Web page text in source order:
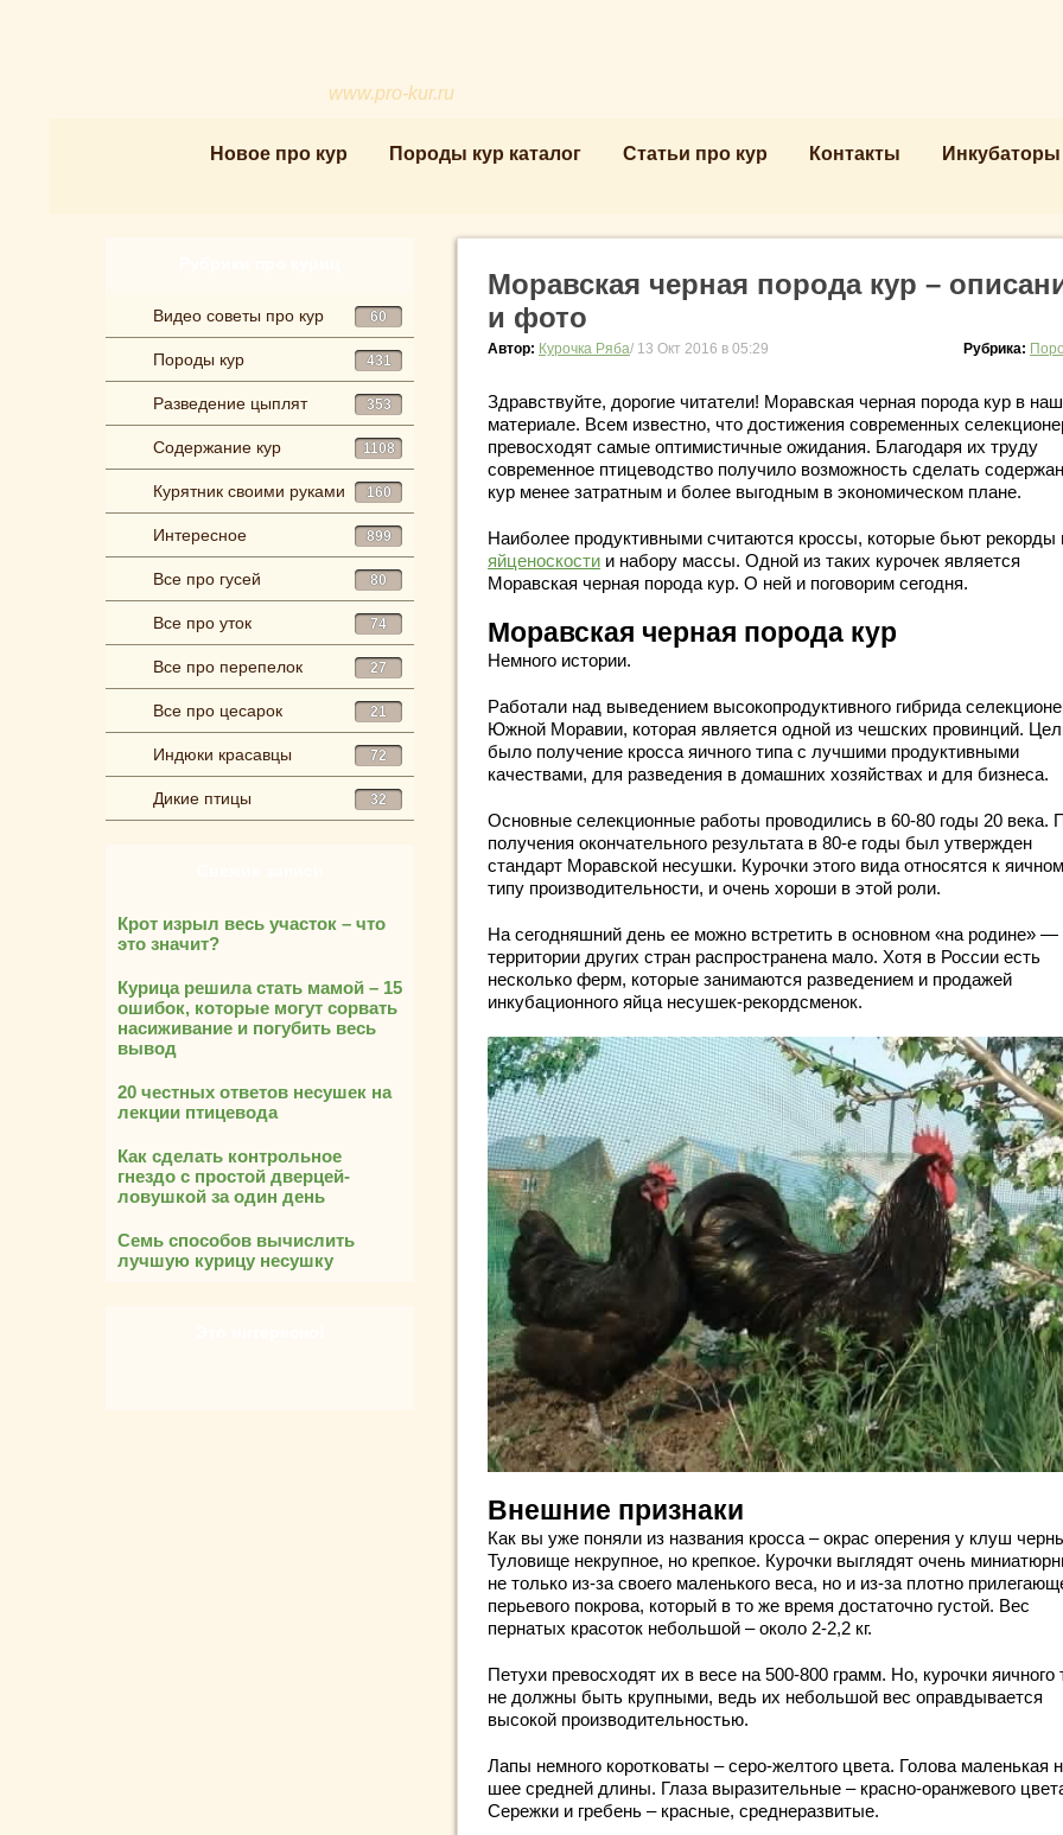
www.pro-kur.ru
Новое про кур Породы кур каталог Статьи про кур Контакты Инкубаторы
Видео советы про кур 60
Породы кур 431
Разведение цыплят 353
Содержание кур 1108
Курятник своими руками 160
Интересное 899
Все про гусей 80
Все про уток 74
Все про перепелок 27
Все про цесарок 21
Индюки красавцы 72
Дикие птицы 32
Крот изрыл весь участок – что
это значит?
Курица решила стать мамой – 15
ошибок, которые могут сорвать
насиживание и погубить весь
вывод
20 честных ответов несушек на
лекции птицевода
Как сделать контрольное
гнездо с простой дверцей-
ловушкой за один день
Семь способов вычислить
лучшую курицу несушку
Моравская черная порода кур –
и фото
Автор: Курочка Ряба/ 13 Окт 2016 в 05:29 Рубрика:
Здравствуйте, дорогие читатели! Моравская черная порода кур в
материале. Всем известно, что достижения современных
превосходят самые оптимистичные ожидания. Благодаря их труду
современное птицеводство получило возможность сделать
кур менее затратным и более выгодным в экономическом плане.
Наиболее продуктивными считаются кроссы, которые бьют рекорды
яйценоскости и набору массы. Одной из таких курочек является
Моравская черная порода кур. О ней и поговорим сегодня.
Моравская черная порода кур
Немного истории.
Работали над выведением высокопродуктивного гибрида
Южной Моравии, которая является одной из чешских провинций.
было получение кросса яичного типа с лучшими продуктивными
качествами, для разведения в домашних хозяйствах и для бизнеса.
Основные селекционные работы проводились в 60-80 годы 20 века.
получения окончательного результата в 80-е годы был утвержден
стандарт Моравской несушки. Курочки этого вида относятся к
типу производительности, и очень хороши в этой роли.
На сегодняшний день ее можно встретить в основном «на родине» —
территории других стран распространена мало. Хотя в России есть
несколько ферм, которые занимаются разведением и продажей
инкубационного яйца несушек-рекордсменок.
Внешние признаки
Как вы уже поняли из названия кросса – окрас оперения у клуш
Туловище некрупное, но крепкое. Курочки выглядят очень
не только из-за своего маленького веса, но и из-за плотно
перьевого покрова, который в то же время достаточно густой. Вес
пернатых красоток небольшой – около 2-2,2 кг.
Петухи превосходят их в весе на 500-800 грамм. Но, курочки яичного
не должны быть крупными, ведь их небольшой вес оправдывается
высокой производительностью.
Лапы немного коротковаты – серо-желтого цвета. Голова маленькая
шее средней длины. Глаза выразительные – красно-оранжевого
Сережки и гребень – красные, среднеразвитые.